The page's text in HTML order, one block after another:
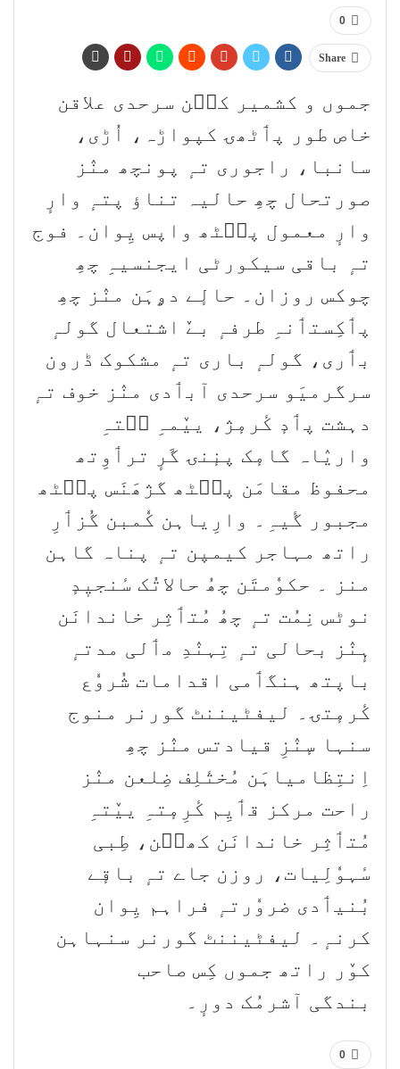
0
Share
جموں و کشمیر کٮ۪ن سرحدی علاقن
خاص طور پٲٹھۍ کپواڑہ، اُڑی،
سانبا، راجوری تہٕ پونچھ منٛز
صورتحال چھِ حالیہ تناؤ پتہٕ وارٕ
وارٕ معمول پٮ۪ٹھ واپس یِوان۔ فوج
تہٕ باقی سیکورٹی ایجنسیہِ چھِ
چوکس روزان۔ حالٕے دۄہَن منٛز چھِ
پٲکِستٲنہِ طرفہٕ بےٚ اشتعال گولہٕ
بٲری، گولہٕ باری تہٕ مشکوک ڈرون
سرگرمیَو سرحدی آبٲدی منٛز خوف تہٕ
دہشت پٲدٕ کٔرمٕژ، ییٚمہِ سۭتہِ
واریٛاہ گامٕک پنٕنۍ گَرٕ ترٲوِتھ
محفوظ مقامَن پٮ۪ٹھ گژھَنَس پٮ۪ٹھ
مجبور گٔیہِ۔ وارِیاہن كٗمبن گُزٲرِ
راتھ مہاجر كیمپن تہٕ پناہ گاہن
منز ۔ حکوٗمتَن چھُ حالاتُک سٔنجیٖدٕ
نوٹس نِمُت تہٕ چھُ مُتٲثِر خاندانَن
ہٕنٛز بحالی تہٕ تِہنٛدِ مٲلی مدتہٕ
باپتھ ہنگٲمی اقدامات شُروٗع
کٔرمٕتۍ۔ لیفٹیننٹ گورنر منوج
سنہا سٕنٛزِ قیادتس منٛز چھِ
اِنتِظامیاہَن مُختٔلِف ضِلعن منٛز
راحت مرکز قٲیِم کٔرِمٕتہِ ییٚتہِ
مُتٲثِر خاندانَن کھٮ۪ن، طِبی
سٔہوٗلِیات، روزن جاے تہٕ باقٕے
بُنیٲدی ضروٗرتہٕ فراہم یِوان
کرنہٕ۔ لیفٹیننٹ گورنر سنہاہن
کوٚر راتھ جموں کِس صاحب
بندگی آشرمُک دورٕ۔
0